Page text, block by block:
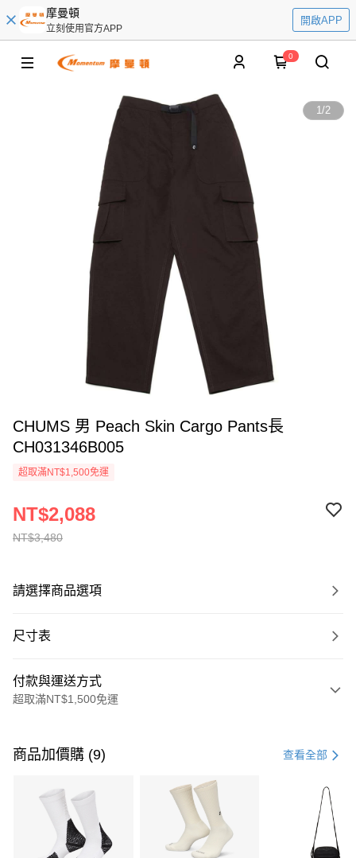
摩曼頓
立刻使用官方APP
開啟APP
0
1/2
CHUMS 男 Peach Skin Cargo Pants長
CH031346B005
超取滿NT$1,500免運
NT$3,480
NT$2,088
請選擇商品選項
尺寸表
付款與運送方式
超取滿NT$1,500免運
信用卡一次付款
3 期 0 利率 每期 21家銀行
合作金庫商業銀行
第一商業銀行
華南商業銀行
彰化商業銀行
商品加價購 (9) 查看全部